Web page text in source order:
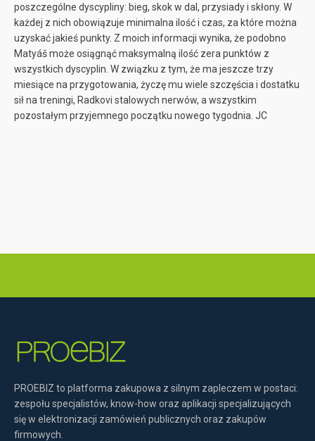
poszczególne dyscypliny: bieg, skok w dal, przysiady i skłony. W
każdej z nich obowiązuje minimalna ilość i czas, za które można
uzyskać jakieś punkty. Z moich informacji wynika, że podobno
Matyáš może osiągnąć maksymalną ilość zera punktów z
wszystkich dyscyplin. W związku z tym, że ma jeszcze trzy
miesiące na przygotowania, życzę mu wiele szczęścia i dostatku
sił na treningi, Radkovi stalowych nerwów, a wszystkim
pozostałym przyjemnego początku nowego tygodnia. JC
PROEBIZ to platforma zakupowa z silnym zapleczem w postaci:
zespołu specjalistów, know-how oraz aplikacji specjalizujących
się w elektronizacji zamówień publicznych oraz zakupów
firmowych.